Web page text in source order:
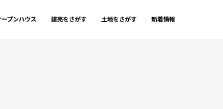
ープンハウス 建売をさがす 土地をさがす 新着情報